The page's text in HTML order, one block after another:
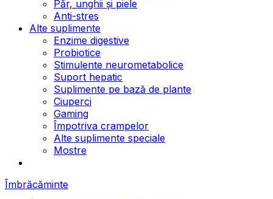
Păr, unghii și piele
Anti-stres
Alte suplimente
Enzime digestive
Probiotice
Stimulente neurometabolice
Suport hepatic
Suplimente pe bază de plante
Ciuperci
Gaming
Împotriva crampelor
Alte suplimente speciale
Mostre
Îmbrăcăminte